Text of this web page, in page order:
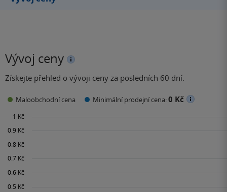
Vývoj ceny
Získejte přehled o vývoji ceny za posledních 60 dní.
Maloobchodní cena Minimální prodejní cena:0 Kč